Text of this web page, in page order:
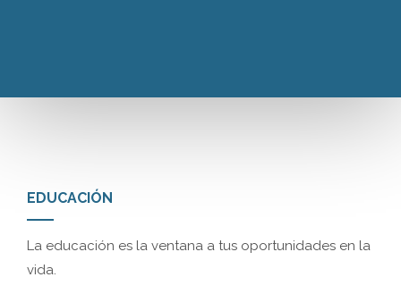
EDUCACIÓN
La educación es la ventana a tus oportunidades en la
vida.